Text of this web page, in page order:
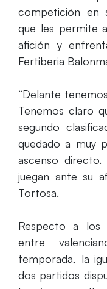
competición en
que les permite
afición y
Fertiberia
“Delante
Tenemos claro
segundo
quedado a muy
ascenso
juegan ante su
Tortosa.
Respecto a los
entre
temporada, la
dos partidos